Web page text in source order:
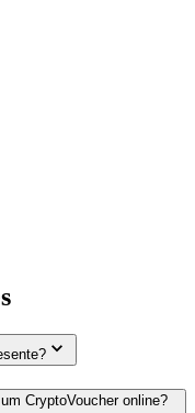
CryptoVoucher online?